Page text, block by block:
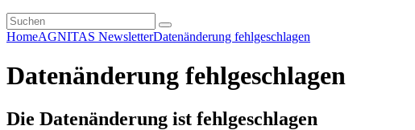
HomeAGNITAS NewsletterDatenänderung fehlgeschlagen
Datenänderung fehlgeschlagen
Die Datenänderung ist fehlgeschlagen